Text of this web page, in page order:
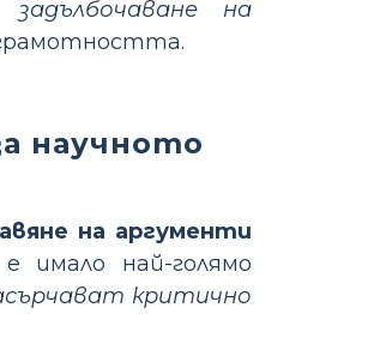
на
научното
на аргументи
най-голямо
критично